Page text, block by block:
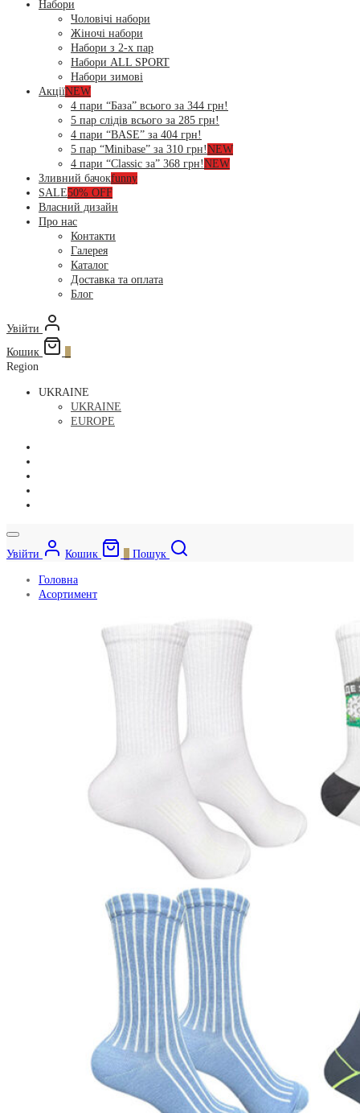
Набори
Чоловічі набори
Жіночі набори
Набори з 2-х пар
Набори ALL SPORT
Набори зимові
АкціїNEW
4 пари “База” всього за 344 грн!
5 пар слідів всього за 285 грн!
4 пари “BASE” за 404 грн!
5 пар “Minibase” за 310 грн!NEW
4 пари “Classic за” 368 грн!NEW
Зливний бачокfunny
SALE50% OFF
Власний дизайн
Про нас
Контакти
Галерея
Каталог
Доставка та оплата
Блог
Увійти
Кошик
Region
UKRAINE
UKRAINE
EUROPE
Увійти Кошик Пошук
Головна
Асортимент